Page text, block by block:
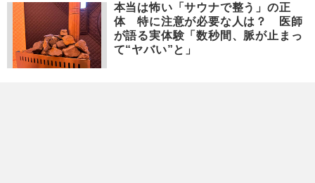
本当は怖い「サウナで整う」の正
体 特に注意が必要な人は？ 医師
が語る実体験「数秒間、脈が止まっ
て“ヤバい”と」